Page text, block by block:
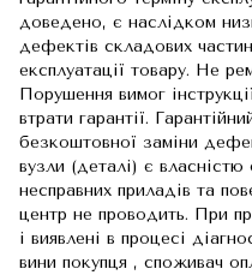
доведено, є наслідком
дефектів складових
експлуатації товару. Не
Порушення вимог
втрати гарантії.
безкоштовної заміни
вузли (деталі) є власністю
несправних приладів та
центр не проводить. При
і виявлені в процесі
вини покупця , споживач